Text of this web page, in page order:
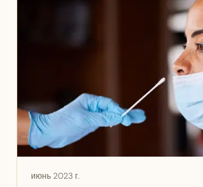
июнь 2023 г.